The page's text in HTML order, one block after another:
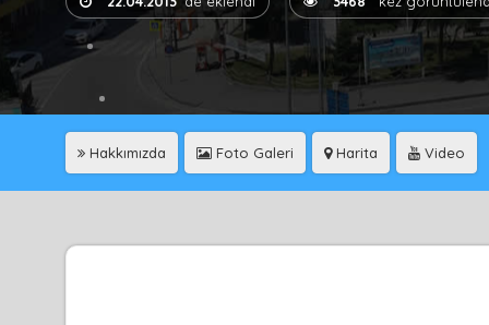
Hakkımızda Foto Galeri Harita Video